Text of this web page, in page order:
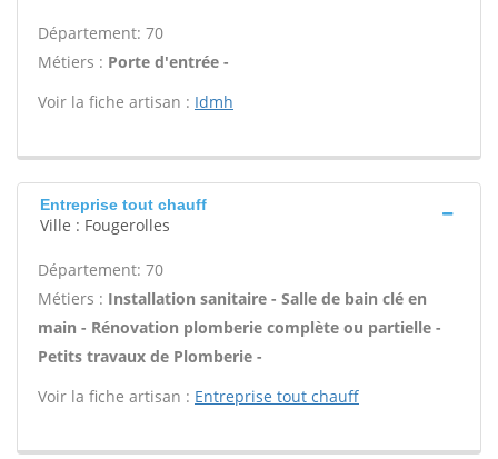
Département: 70
Métiers : Porte d'entrée -
Voir la fiche artisan : Idmh
Entreprise tout chauff
Ville : Fougerolles
Département: 70
Métiers : Installation sanitaire - Salle de bain clé en
main - Rénovation plomberie complète ou partielle -
Petits travaux de Plomberie -
Voir la fiche artisan : Entreprise tout chauff